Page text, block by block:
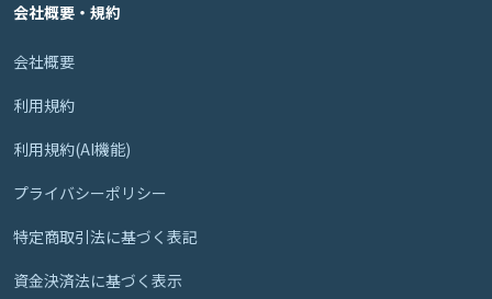
会社概要・規約
会社概要
利用規約
利用規約(AI機能)
プライバシーポリシー
特定商取引法に基づく表記
資金決済法に基づく表示